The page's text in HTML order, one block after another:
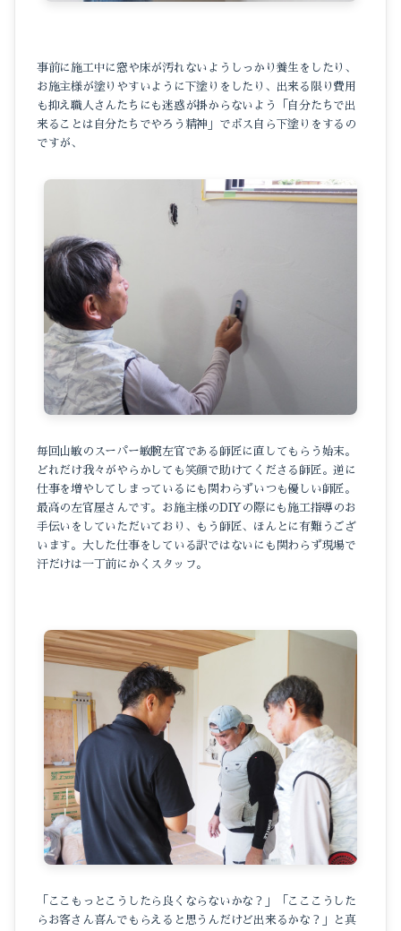
事前に施工中に窓や床が汚れないようしっかり養生をしたり、
お施主様が塗りやすいように下塗りをしたり、出来る限り費用
も抑え職人さんたちにも迷惑が掛からないよう「自分たちで出
来ることは自分たちでやろう精神」でボス自ら下塗りをするの
ですが、
毎回山敏のスーパー敏腕左官である師匠に直してもらう始末。
どれだけ我々がやらかしても笑顔で助けてくださる師匠。逆に
仕事を増やしてしまっているにも関わらずいつも優しい師匠。
最高の左官屋さんです。お施主様のDIYの際にも施工指導のお
手伝いをしていただいており、もう師匠、ほんとに有難うござ
います。大した仕事をしている訳ではないにも関わらず現場で
汗だけは一丁前にかくスタッフ。
「ここもっとこうしたら良くならないかな？」「こここうした
らお客さん喜んでもらえると思うんだけど出来るかな？」と真